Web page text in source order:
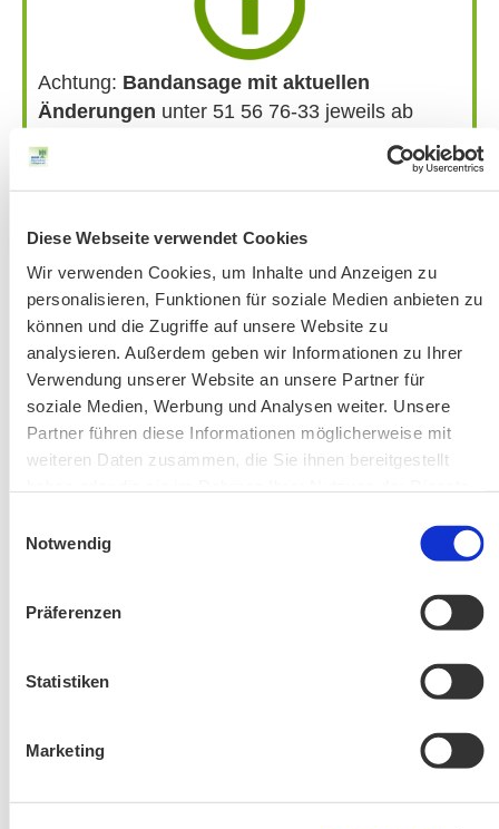
Diese Webseite verwendet Cookies
Wir verwenden Cookies, um Inhalte und Anzeigen zu
personalisieren, Funktionen für soziale Medien anbieten zu
können und die Zugriffe auf unsere Website zu
analysieren. Außerdem geben wir Informationen zu Ihrer
Verwendung unserer Website an unsere Partner für
soziale Medien, Werbung und Analysen weiter. Unsere
Partner führen diese Informationen möglicherweise mit
weiteren Daten zusammen, die Sie ihnen bereitgestellt
Notwendig
Präferenzen
Statistiken
Marketing
Achtung: Bandansage mit aktuellen
Änderungen unter 51 56 76-33 jeweils ab
Donnerstag vor der Veranstaltung.
Bitte beachten Sie unsere Hinweise zu
Bergausrüstung
Fahrkarten
AKTUELLE ÄNDERUNGEN BEIM BILDUNGSWERK:
Aktuelle Änderungen bei unseren Exkursionen
Café Pauli / Das Bergpanorama rund um Aschau